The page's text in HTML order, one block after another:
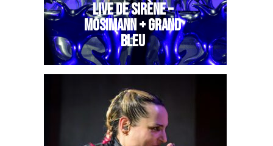
LIVE DE SIRÈNE –
MOSIMANN + GRAND
BLEU